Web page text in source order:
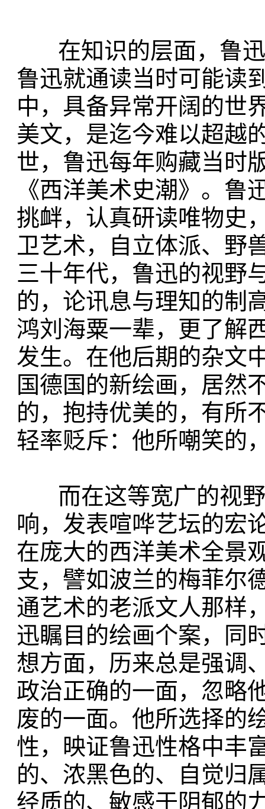
在知识的层面，鲁迅
鲁迅就通读当时可能读
中，具备异常开阔的世
美文，是迄今难以超越
世，鲁迅每年购藏当时
《西洋美术史潮》。鲁
挑衅，认真研读唯物史
卫艺术，自立体派、野
三十年代，鲁迅的视野
的，论讯息与理知的制
鸿刘海粟一辈，更了解
发生。在他后期的杂文
国德国的新绘画，居然
的，抱持优美的，有所
轻率贬斥：他所嘲笑的
而在这等宽广的视野
响，发表喧哗艺坛的宏
在庞大的西洋美术全景
支，譬如波兰的梅菲尔
通艺术的老派文人那样
迅瞩目的绘画个案，同
想方面，历来总是强调
政治正确的一面，忽略
废的一面。他所选择的
性，映证鲁迅性格中丰
的、浓黑色的、自觉归
经质的、敏感于阴郁的